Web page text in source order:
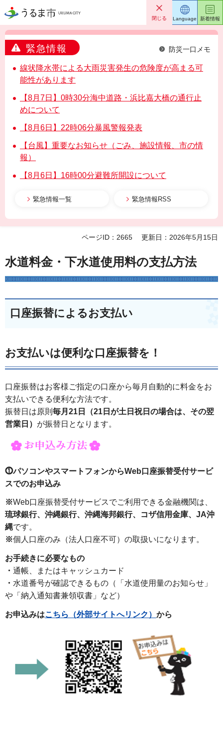
うるま市 閉じる
緊急情報 防災一口メモ
線状降水帯による大雨災害発生の危険度が高まる可
能性があります
【8月7日】0時30分海中道路・浜比嘉大橋の通行止
めについて
【8月6日】22時06分暴風警報発表
【台風】重要なお知らせ（ごみ、施設情報、市の情
報）
【8月6日】16時00分避難所開設について
緊急情報一覧 緊急情報RSS
Language 新着情報
ページID：2665 更新日：2026年5月15日
水道料金・下水道使用料の支払方法
口座振替によるお支払い
お支払いは便利な口座振替を！
口座振替はお客様ご指定の口座から毎月自動的に料金をお
支払いできる便利な方法です。
振替日は原則 毎月21日（21日が土日祝日の場合は、その翌
営業日） が振替日となります。
⓵パソコンやスマートフォンからWeb口座振替受付サービ
スでのお申込み
※Web口座振替受付サービスでご利用できる金融機関は、
琉球銀行、沖縄銀行、沖縄海邦銀行、コザ信用金庫、JA沖
縄です。
※個人口座のみ（法人口座不可）の取扱いになります。
お手続きに必要なもの
・ 通帳、またはキャッシュカード
・ 水道番号が確認できるもの（「水道使用量のお知らせ」
や「納入通知書兼領収書」など）
お申込みはこちら（外部サイトへリンク） から